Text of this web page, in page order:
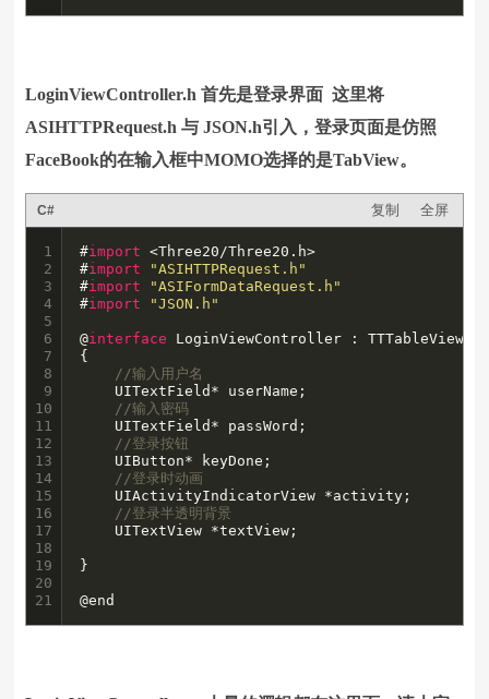
LoginViewController.h 首先是登录界面 这里将
ASIHTTPRequest.h 与 JSON.h引入，登录页面是仿照
FaceBook的在输入框中MOMO选择的是TabView。
C# 复制 全屏
1
2
3
4
5
6
7
8
9
10
11
12
13
14
15
16
17
18
19
20
21
#import <Three20/Three20.h>
#import
"ASIHTTPRequest.h"
#import
"ASIFormDataRequest.h"
#import "JSON.h"
@interface LoginViewController :
{
//输入用户名
    UITextField* userName;
//输入密码
    UITextField* passWord;
//登录按钮
    UIButton* keyDone;
//登录时动画
    UIActivityIndicatorView *activity;
//登录半透明背景
    UITextView *textView;
}
@end